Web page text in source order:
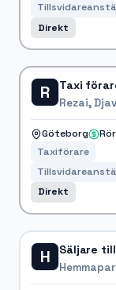
Direkt
R Taxi
Rezai,
Göteborg
Taxiförare
Direkt
H Säljare